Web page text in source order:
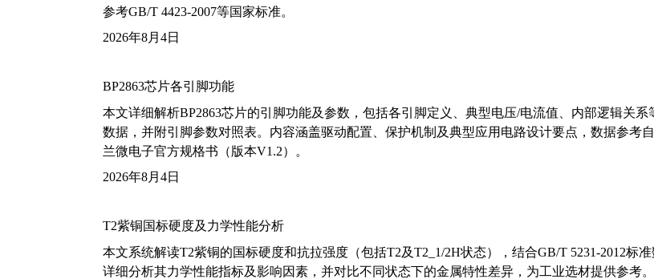
参考GB/T 4423-2007等国家标准。
2026年8月4日
BP2863芯片各引脚功能
本文详细解析BP2863芯片的引脚功能及参数，包括各引脚定义、典型电压/电流值、内部逻辑关系
数据，并附引脚参数对照表。内容涵盖驱动配置、保护机制及典型应用电路设计要点，数据参考
兰微电子官方规格书（版本V1.2）。
2026年8月4日
T2紫铜国标硬度及力学性能分析
本文系统解读T2紫铜的国标硬度和抗拉强度（包括T2及T2_1/2H状态），结合GB/T 5231-2012标准
详细分析其力学性能指标及影响因素，并对比不同状态下的金属特性差异，为工业选材提供参考。